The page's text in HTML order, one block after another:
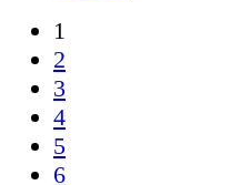
1
2
3
4
5
6